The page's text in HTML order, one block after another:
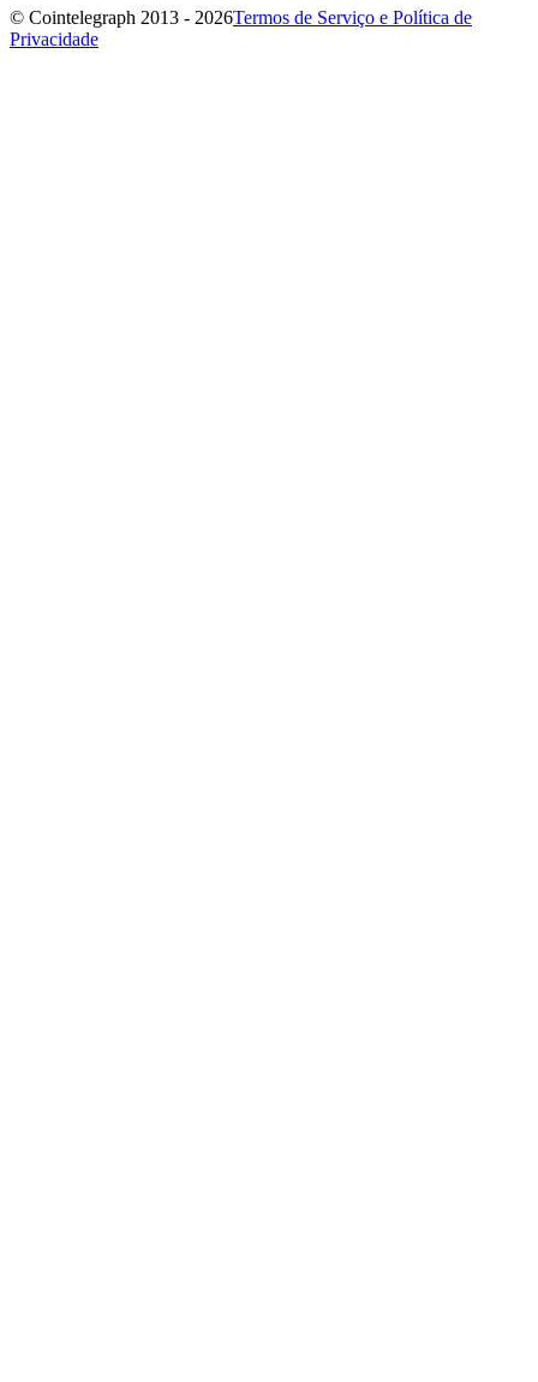
© Cointelegraph 2013 - 2026Termos de Serviço e Política de
Privacidade